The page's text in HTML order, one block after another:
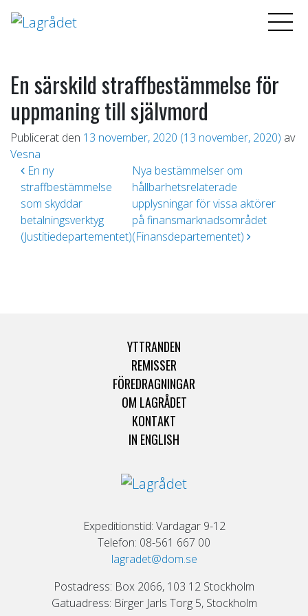
En särskild straffbestämmelse för
uppmaning till självmord
Publicerat den 13 november, 2020 (13 november, 2020) av
Vesna
Inläggsnavigering
En ny
straffbestämmelse
som skyddar
betalningsverktyg
(Justitiedepartementet)
Nya bestämmelser om
hållbarhetsrelaterade
upplysningar för vissa aktörer
på finansmarknadsområdet
(Finansdepartementet)
YTTRANDEN
REMISSER
FÖREDRAGNINGAR
OM LAGRÅDET
KONTAKT
IN ENGLISH
Expeditionstid: Vardagar 9-12
Telefon: 08-561 667 00
lagradet@dom.se
Postadress: Box 2066, 103 12 Stockholm
Gatuadress: Birger Jarls Torg 5, Stockholm